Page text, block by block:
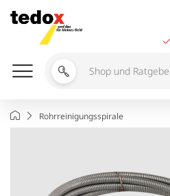
Inhalt
springen
Shop
durchsuchen
StartseiteRohrreinigungsspirale